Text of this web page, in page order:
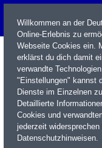
Name / WKN / ISIN / Kürzel
Willkommen an der
Online-Erlebnis zu
Webseite Cookies ein.
erklärst du dich damit
verwandte
"Einstellungen" kannst
Dienste im Einzelnen
Detaillierte
Cookies und
jederzeit
Datenschutzhinweisen.